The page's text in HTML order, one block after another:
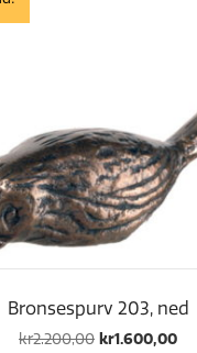
Bronsespurv 203, ned
kr2.200,00 Opprinnelig
kr1.600,00